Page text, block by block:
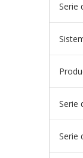
Serie
Serie
Serie